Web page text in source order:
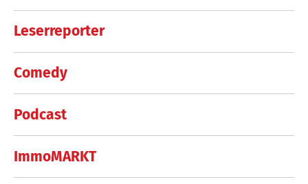
Leserreporter
Comedy
Podcast
ImmoMARKT